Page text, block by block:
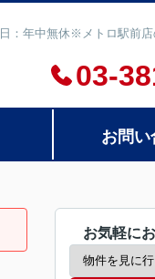
：年中無休※メトロ駅前店
03-
お問い
お気軽に